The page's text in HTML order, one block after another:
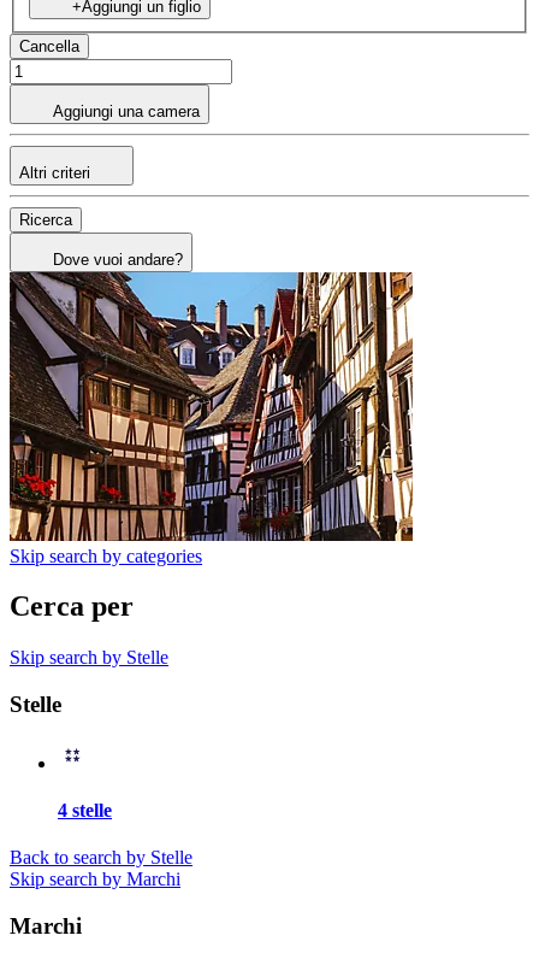
+Aggiungi un figlio
Cancella
Aggiungi una camera
Altri criteri
Ricerca
Dove vuoi andare?
Skip search by categories
Cerca per
Skip search by Stelle
Stelle
4 stelle
Back to search by Stelle
Skip search by Marchi
Marchi